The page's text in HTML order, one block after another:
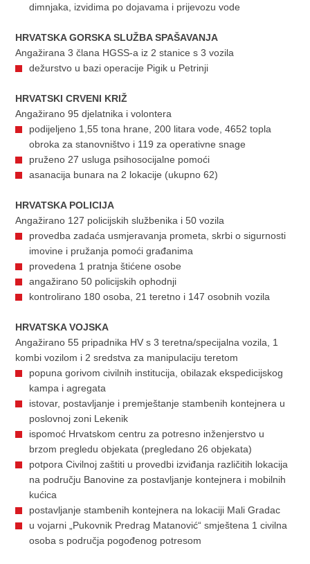
dimnjaka, izvidima po dojavama i prijevozu vode
HRVATSKA GORSKA SLUŽBA SPAŠAVANJA
Angažirana 3 člana HGSS-a iz 2 stanice s 3 vozila
dežurstvo u bazi operacije Pigik u Petrinji
HRVATSKI CRVENI KRIŽ
Angažirano 95 djelatnika i volontera
podijeljeno 1,55 tona hrane, 200 litara vode, 4652 topla
obroka za stanovništvo i 119 za operativne snage
pruženo 27 usluga psihosocijalne pomoći
asanacija bunara na 2 lokacije (ukupno 62)
HRVATSKA POLICIJA
Angažirano 127 policijskih službenika i 50 vozila
provedba zadaća usmjeravanja prometa, skrbi o sigurnosti
imovine i pružanja pomoći građanima
provedena 1 pratnja štićene osobe
angažirano 50 policijskih ophodnji
kontrolirano 180 osoba, 21 teretno i 147 osobnih vozila
HRVATSKA VOJSKA
Angažirano 55 pripadnika HV s 3 teretna/specijalna vozila, 1
kombi vozilom i 2 sredstva za manipulaciju teretom
popuna gorivom civilnih institucija, obilazak ekspedicijskog
kampa i agregata
istovar, postavljanje i premještanje stambenih kontejnera u
poslovnoj zoni Lekenik
ispomoć Hrvatskom centru za potresno inženjerstvo u
brzom pregledu objekata (pregledano 26 objekata)
potpora Civilnoj zaštiti u provedbi izviđanja različitih lokacija
na području Banovine za postavljanje kontejnera i mobilnih
kućica
postavljanje stambenih kontejnera na lokaciji Mali Gradac
u vojarni „Pukovnik Predrag Matanović“ smještena 1 civilna
osoba s područja pogođenog potresom